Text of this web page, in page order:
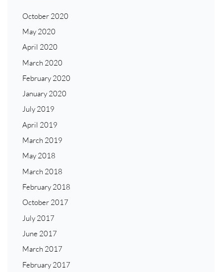
October 2020
May 2020
April 2020
March 2020
February 2020
January 2020
July 2019
April 2019
March 2019
May 2018
March 2018
February 2018
October 2017
July 2017
June 2017
March 2017
February 2017